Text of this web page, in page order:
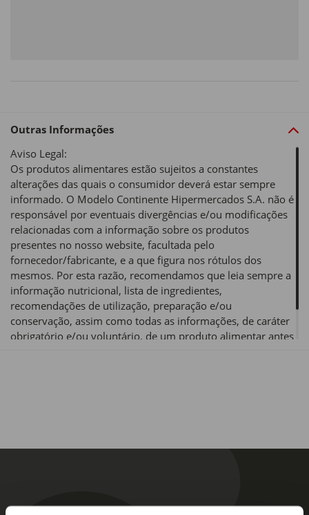
Outras Informações
Aviso Legal:
Os produtos alimentares estão sujeitos a constantes
alterações das quais o consumidor deverá estar sempre
informado. O Modelo Continente Hipermercados S.A. não é
responsável por eventuais divergências e/ou modificações
relacionadas com a informação sobre os produtos
presentes no nosso website, facultada pelo
fornecedor/fabricante, e a que figura nos rótulos dos
mesmos. Por esta razão, recomendamos que leia sempre a
informação nutricional, lista de ingredientes,
recomendações de utilização, preparação e/ou
conservação, assim como todas as informações, de caráter
obrigatório e/ou voluntário, de um produto alimentar antes